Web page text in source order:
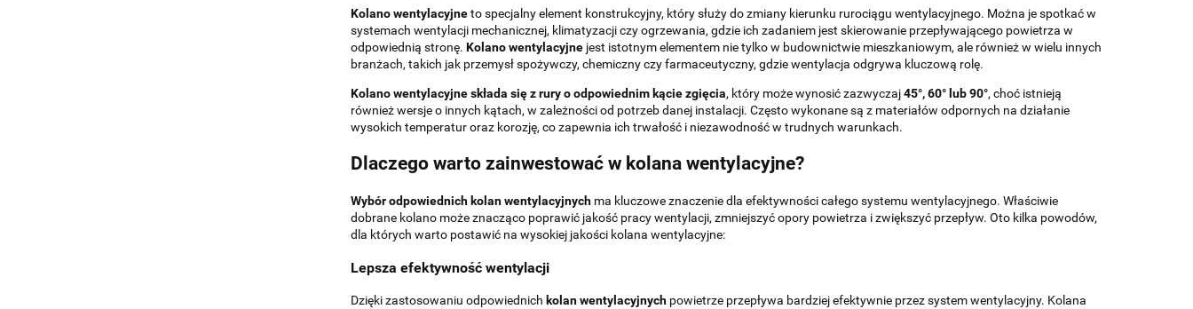
Kolano wentylacyjneto specjalny element konstrukcyjny, który służy do zmiany kierunku rurociągu wentylacyjnego. Można je spotkać w
systemach wentylacji mechanicznej, klimatyzacji czy ogrzewania, gdzie ich zadaniem jest skierowanie przepływającego powietrza w
odpowiednią stronę. Kolano wentylacyjnejest istotnym elementem nie tylko w budownictwie mieszkaniowym, ale również w wielu innych
branżach, takich jak przemysł spożywczy, chemiczny czy farmaceutyczny, gdzie wentylacja odgrywa kluczową rolę.
Kolano wentylacyjne składa się z rury o odpowiednim kącie zgięcia, który może wynosić zazwyczaj45°, 60° lub 90°, choć istnieją
również wersje o innych kątach, w zależności od potrzeb danej instalacji. Często wykonane są z materiałów odpornych na działanie
wysokich temperatur oraz korozję, co zapewnia ich trwałość i niezawodność w trudnych warunkach.
Dlaczego warto zainwestować w kolana wentylacyjne?
Wybór odpowiednich kolan wentylacyjnych ma kluczowe znaczenie dla efektywności całego systemu wentylacyjnego. Właściwie
dobrane kolano może znacząco poprawić jakość pracy wentylacji, zmniejszyć opory powietrza i zwiększyć przepływ. Oto kilka powodów,
dla których warto postawić na wysokiej jakości kolana wentylacyjne:
Lepsza efektywność wentylacji
Dzięki zastosowaniu odpowiednich kolan wentylacyjnychpowietrze przepływa bardziej efektywnie przez system wentylacyjny. Kolana